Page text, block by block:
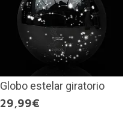
Globo estelar giratorio
29,99€